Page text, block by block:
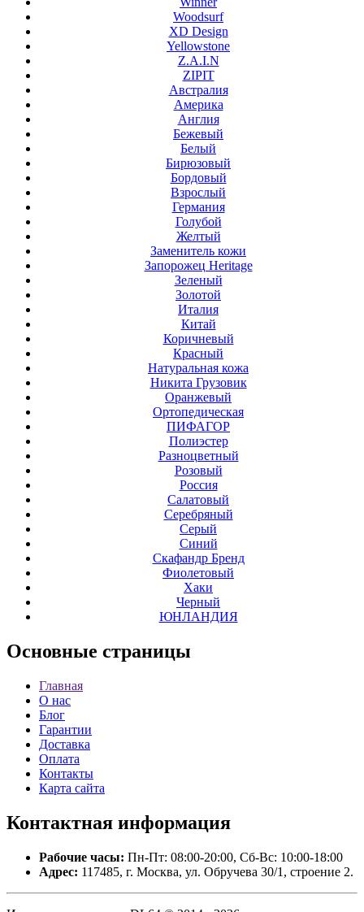
Woodsurf
XD Design
Yellowstone
Z.A.I.N
ZIPIT
Австралия
Америка
Англия
Бежевый
Белый
Бирюзовый
Бордовый
Взрослый
Германия
Голубой
Желтый
Заменитель кожи
Запорожец Heritage
Зеленый
Золотой
Италия
Китай
Коричневый
Красный
Натуральная кожа
Никита Грузовик
Оранжевый
Ортопедическая
ПИФАГОР
Полиэстер
Разноцветный
Розовый
Россия
Салатовый
Серебряный
Серый
Синий
Скафандр Бренд
Фиолетовый
Хаки
Черный
ЮНЛАНДИЯ
Основные страницы
Главная
О нас
Блог
Гарантии
Доставка
Оплата
Контакты
Карта сайта
Контактная информация
Рабочие часы: Пн-Пт: 08:00-20:00, Сб-Вс: 10:00-18:00
Адрес: 117485, г. Москва, ул. Обручева 30/1, строение 2.